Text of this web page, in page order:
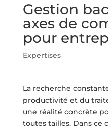
Gestion
axes de
pour
Expertises
La recherche
productivité et du
une réalité concrète
toutes tailles. Dans ce